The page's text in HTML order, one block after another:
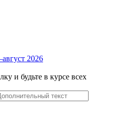
2026
и будьте в курсе всех